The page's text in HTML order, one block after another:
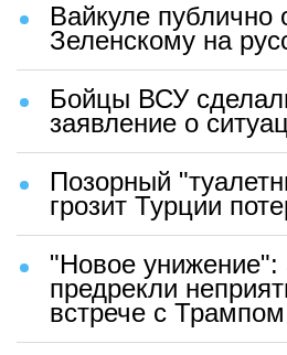
Вайкуле публично
Зеленскому на
Бойцы ВСУ
заявление о
Позорный
грозит Турции
"Новое унижение":
предрекли
встрече с Трампом